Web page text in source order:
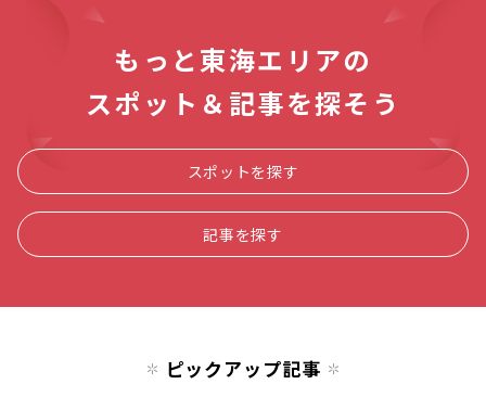
もっと東海エリアの
スポット＆記事を探そう
スポットを探す
記事を探す
ピックアップ記事